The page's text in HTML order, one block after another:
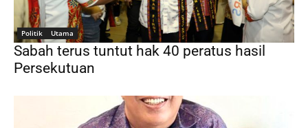
Politik Utama
Sabah terus tuntut hak 40 peratus hasil
Persekutuan